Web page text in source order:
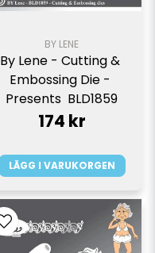
BY LENE
By Lene - Cutting &
Embossing Die -
Presents  BLD1859
174 kr
LÄGG I VARUKORGEN